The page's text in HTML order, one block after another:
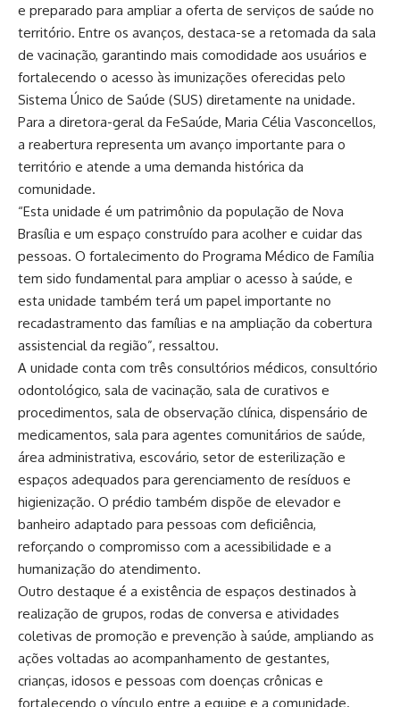
e preparado para ampliar a oferta de serviços de saúde no
território. Entre os avanços, destaca-se a retomada da sala
de vacinação, garantindo mais comodidade aos usuários e
fortalecendo o acesso às imunizações oferecidas pelo
Sistema Único de Saúde (SUS) diretamente na unidade.
Para a diretora-geral da FeSaúde, Maria Célia Vasconcellos,
a reabertura representa um avanço importante para o
território e atende a uma demanda histórica da
comunidade.
“Esta unidade é um patrimônio da população de Nova
Brasília e um espaço construído para acolher e cuidar das
pessoas. O fortalecimento do Programa Médico de Família
tem sido fundamental para ampliar o acesso à saúde, e
esta unidade também terá um papel importante no
recadastramento das famílias e na ampliação da cobertura
assistencial da região”, ressaltou.
A unidade conta com três consultórios médicos, consultório
odontológico, sala de vacinação, sala de curativos e
procedimentos, sala de observação clínica, dispensário de
medicamentos, sala para agentes comunitários de saúde,
área administrativa, escovário, setor de esterilização e
espaços adequados para gerenciamento de resíduos e
higienização. O prédio também dispõe de elevador e
banheiro adaptado para pessoas com deficiência,
reforçando o compromisso com a acessibilidade e a
humanização do atendimento.
Outro destaque é a existência de espaços destinados à
realização de grupos, rodas de conversa e atividades
coletivas de promoção e prevenção à saúde, ampliando as
ações voltadas ao acompanhamento de gestantes,
crianças, idosos e pessoas com doenças crônicas e
fortalecendo o vínculo entre a equipe e a comunidade.